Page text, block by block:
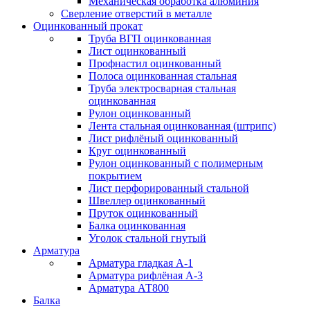
Сверление отверстий в металле
Оцинкованный прокат
Труба ВГП оцинкованная
Лист оцинкованный
Профнастил оцинкованный
Полоса оцинкованная стальная
Труба электросварная стальная
оцинкованная
Рулон оцинкованный
Лента стальная оцинкованная (штрипс)
Лист рифлёный оцинкованный
Круг оцинкованный
Рулон оцинкованный с полимерным
покрытием
Лист перфорированный стальной
Швеллер оцинкованный
Пруток оцинкованный
Балка оцинкованная
Уголок стальной гнутый
Арматура
Арматура гладкая А-1
Арматура рифлёная А-3
Арматура АТ800
Балка